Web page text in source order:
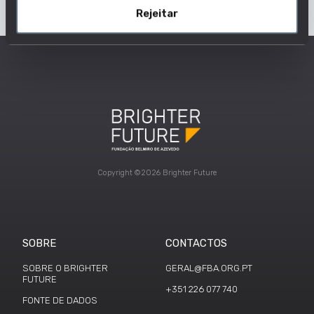
Rejeitar
Copyright ©2026 Brighter Future
SOBRE
SOBRE O BRIGHTER
FUTURE
FONTE DE DADOS
CONTACTOS
GERAL@FBA.ORG.PT
+351 226 077 740